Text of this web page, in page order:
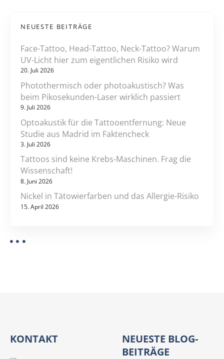
NEUESTE BEITRÄGE
Face-Tattoo, Head-Tattoo, Neck-Tattoo? Warum
UV-Licht hier zum eigentlichen Risiko wird
20. Juli 2026
Photothermisch oder photoakustisch? Was
beim Pikosekunden-Laser wirklich passiert
9. Juli 2026
Optoakustik für die Tattooentfernung: Neue
Studie aus Madrid im Faktencheck
3. Juli 2026
Tattoos sind keine Krebs-Maschinen. Frag die
Wissenschaft!
8. Juni 2026
Nickel in Tätowierfarben und das Allergie-Risiko
15. April 2026
KONTAKT
NEUESTE BLOG-
BEITRÄGE